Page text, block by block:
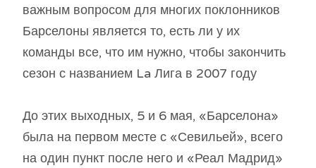
важным вопросом для многих поклонников
Барселоны является то, есть ли у их
команды все, что им нужно, чтобы закончить
сезон с названием La Лига в 2007 году
До этих выходных, 5 и 6 мая, «Барселона»
была на первом месте с «Севильей», всего
на один пункт после него и «Реал Мадрид»